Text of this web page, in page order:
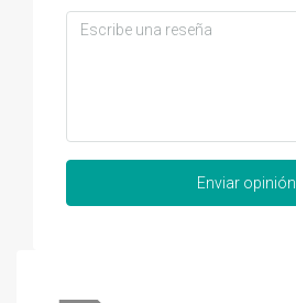
Enviar opinión